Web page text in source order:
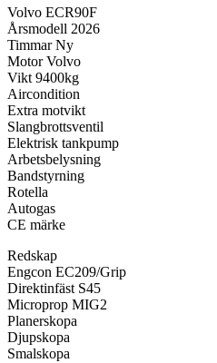
Volvo ECR90F
Årsmodell 2026
Timmar Ny
Motor Volvo
Vikt 9400kg
Aircondition
Extra motvikt
Slangbrottsventil
Elektrisk tankpump
Arbetsbelysning
Bandstyrning
Rotella
Autogas
CE märke
Redskap
Engcon EC209/Grip
Direktinfäst S45
Microprop MIG2
Planerskopa
Djupskopa
Smalskopa